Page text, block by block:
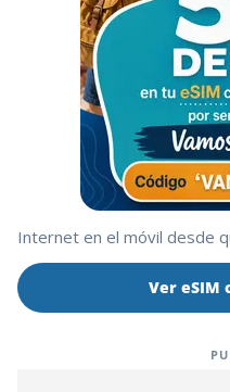
Internet en el móvil desde
Ver eSIM